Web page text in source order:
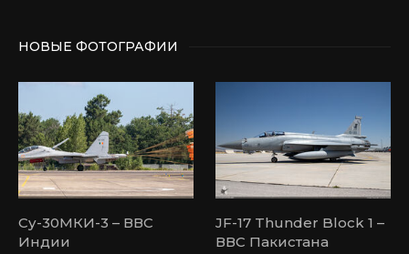
НОВЫЕ ФОТОГРАФИИ
Су-30МКИ-3 – ВВС
Индии
JF-17 Thunder Block 1 –
ВВС Пакистана